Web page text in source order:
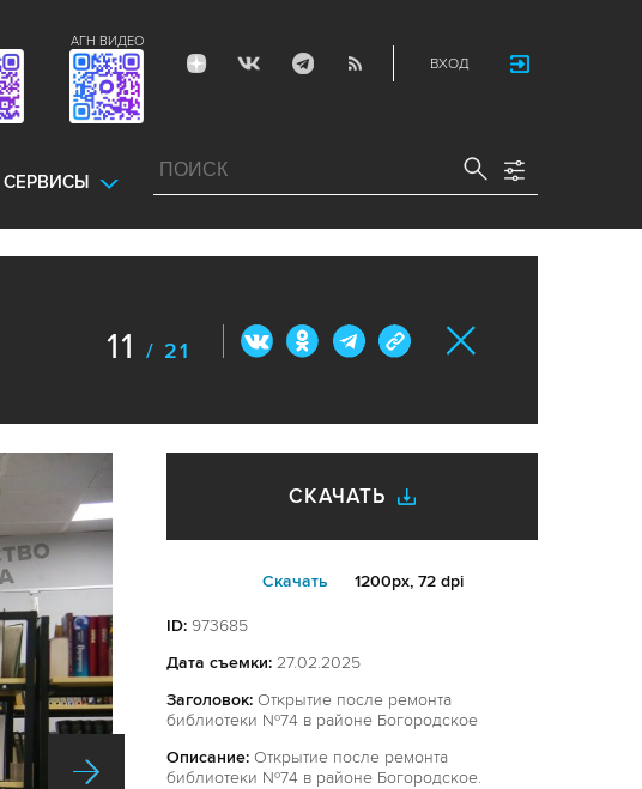
ВХОД
АГН ВИДЕО
СЕРВИСЫ
11 / 21
СКАЧАТЬ
Cкачать 1200px, 72 dpi
ID: 973685
Дата съемки: 27.02.2025
Заголовок: Открытие после ремонта
библиотеки №74 в районе Богородское
Описание: Открытие после ремонта
библиотеки №74 в районе Богородское.